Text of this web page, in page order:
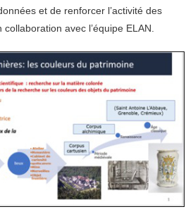
et de renforcer l’activité des
avec l’équipe ELAN.